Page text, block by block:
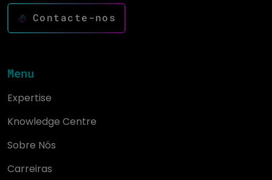
Contacte-nos
Menu
Expertise
Knowledge Centre
Sobre Nós
Carreiras